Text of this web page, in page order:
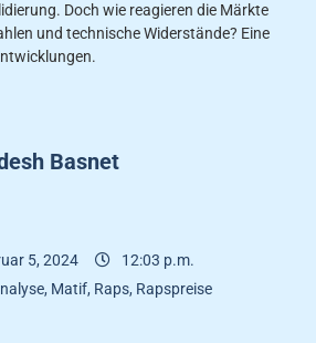
Doch wie reagieren die Märkte
und technische Widerstände? Eine
Basnet
5, 2024
12:03 p.m.
, Matif, Raps, Rapspreise